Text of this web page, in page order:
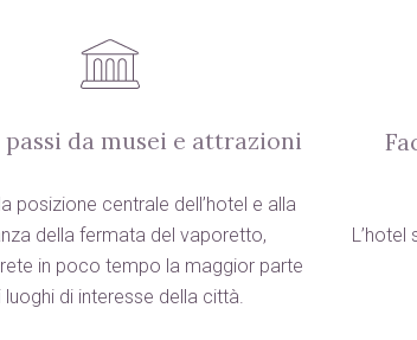
passi da musei e attrazioni
posizione centrale dell’hotel e alla
della fermata del vaporetto,
in poco tempo la maggior parte
luoghi di interesse della città.